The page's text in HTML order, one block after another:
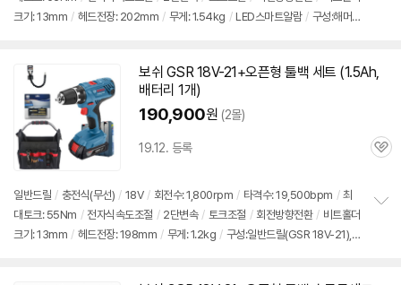
크기: 13mm / 헤드전장: 202mm / 무게: 1.54kg / LED스마트알람 / 구성:해머
보쉬 GSR 18V-21+오픈형 툴백 세트 (1.5Ah,
배터리 1개)
190,900원 (2몰)
19.12. 등록
관
일반드릴 / 충전식(무선) / 18V / 회전수: 1,800rpm / 타격수: 19,500bpm / 최
대토크: 55Nm / 전자식속도조절 / 2단변속 / 토크조절 / 회전방향전환 / 비트홀더
크기: 13mm / 헤드전장: 198mm / 무게: 1.2kg / 구성:일반드릴(GSR 18V-21),